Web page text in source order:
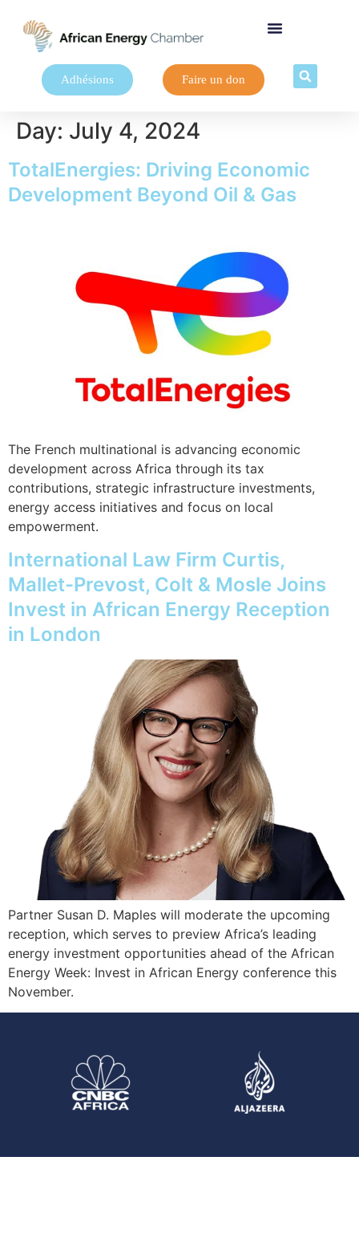
Adhésions Faire un don
Day: July 4, 2024
TotalEnergies: Driving Economic
Development Beyond Oil & Gas
The French multinational is advancing economic
development across Africa through its tax
contributions, strategic infrastructure investments,
energy access initiatives and focus on local
empowerment.
International Law Firm Curtis,
Mallet-Prevost, Colt & Mosle Joins
Invest in African Energy Reception
in London
Partner Susan D. Maples will moderate the upcoming
reception, which serves to preview Africa’s leading
energy investment opportunities ahead of the African
Energy Week: Invest in African Energy conference this
November.